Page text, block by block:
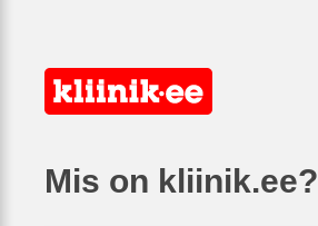
Mis on kliinik.ee?